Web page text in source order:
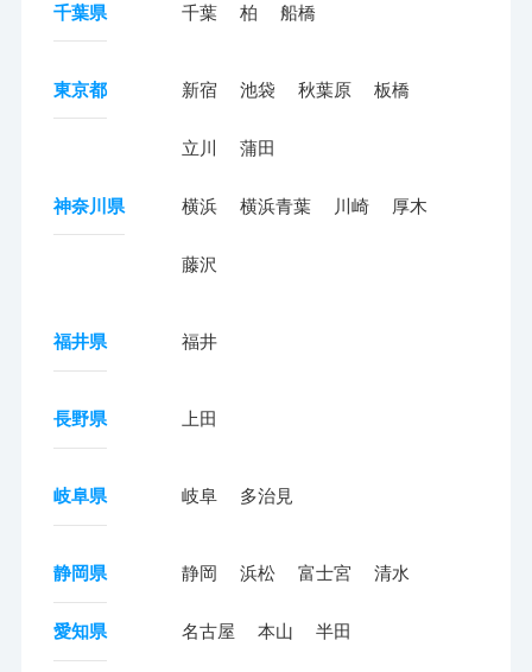
千葉県 千葉 柏 船橋
東京都 新宿 池袋 秋葉原 板橋
立川 蒲田
神奈川県 横浜 横浜青葉 川崎 厚木
藤沢
福井県 福井
長野県 上田
岐阜県 岐阜 多治見
静岡県 静岡 浜松 富士宮 清水
愛知県 名古屋 本山 半田